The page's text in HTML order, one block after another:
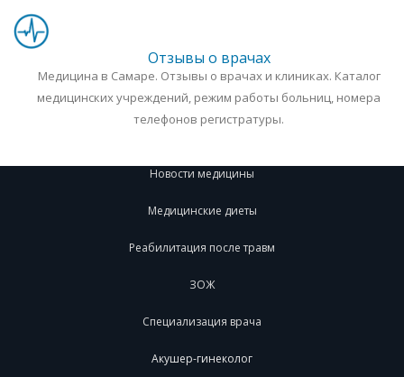
Отзывы о врачах
Медицина в Самаре. Отзывы о врачах и клиниках. Каталог
медицинских учреждений, режим работы больниц, номера
телефонов регистратуры.
Новости медицины
Медицинские диеты
Реабилитация после травм
ЗОЖ
Специализация врача
Акушер-гинеколог